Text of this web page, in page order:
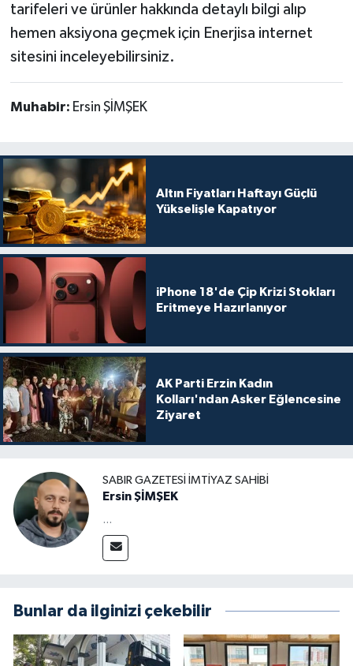
tarifeleri ve ürünler hakkında detaylı bilgi alıp
hemen aksiyona geçmek için Enerjisa internet
sitesini inceleyebilirsiniz.
Muhabir: Ersin ŞİMŞEK
Altın Fiyatları Haftayı Güçlü
Yükselişle Kapatıyor
iPhone 18'de Çip Krizi Stokları
Eritmeye Hazırlanıyor
AK Parti Erzin Kadın
Kolları'ndan Asker Eğlencesine
Ziyaret
SABIR GAZETESI İMTIYAZ SAHIBI
Ersin ŞİMŞEK
...
Bunlar da ilginizi çekebilir